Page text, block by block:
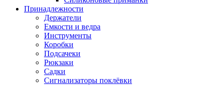
Принадлежности
Держатели
Емкости и ведра
Инструменты
Коробки
Подсачеки
Рюкзаки
Садки
Сигнализаторы поклёвки